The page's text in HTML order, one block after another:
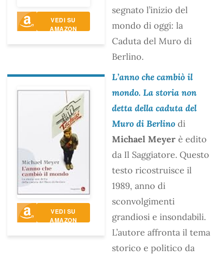
VEDI SU
AMAZON
segnato l’inizio del
mondo di oggi: la
Caduta del Muro di
Berlino.
VEDI SU
AMAZON
L’anno che cambiò il
mondo. La storia non
detta della caduta del
Muro di Berlino di
Michael Meyer è edito
da Il Saggiatore. Questo
testo ricostruisce il
1989, anno di
sconvolgimenti
grandiosi e insondabili.
L’autore affronta il tema
storico e politico da